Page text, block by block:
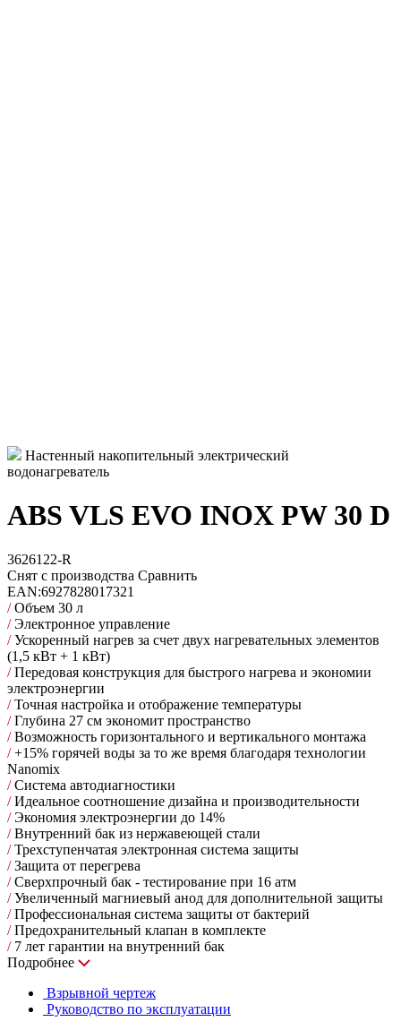
Настенный накопительный электрический
водонагреватель
ABS VLS EVO INOX PW 30 D
3626122-R
Снят с производства Сравнить
EAN:6927828017321
/Объем 30 л
/Электронное управление
/Ускоренный нагрев за счет двух нагревательных элементов
(1,5 кВт + 1 кВт)
/Передовая конструкция для быстрого нагрева и экономии
электроэнергии
/Точная настройка и отображение температуры
/Глубина 27 см экономит пространство
/Возможность горизонтального и вертикального монтажа
/+15% горячей воды за то же время благодаря технологии
Nanomix
/Cистема автодиагностики
/Идеальное соотношение дизайна и производительности
/Экономия электроэнергии до 14%
/Внутренний бак из нержавеющей стали
/Трехступенчатая электронная система защиты
/Защита от перегрева
/Сверхпрочный бак - тестирование при 16 атм
/Увеличенный магниевый анод для дополнительной защиты
/Профессиональная система защиты от бактерий
/Предохранительный клапан в комплекте
/7 лет гарантии на внутренний бак
Подробнее
Взрывной чертеж
Руководство по эксплуатации